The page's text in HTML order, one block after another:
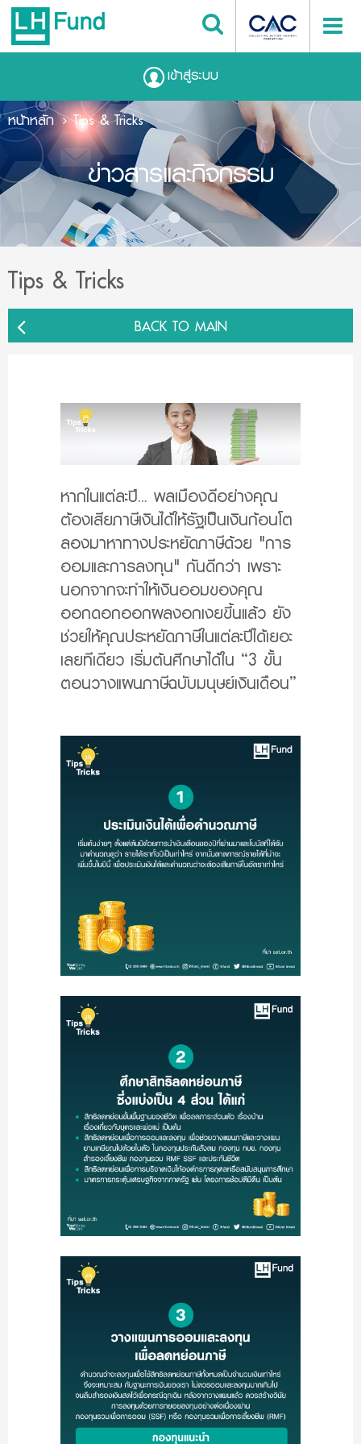
เข้าสู่ระบบ
ข่าวสารและกิจกรรม
หน้าหลัก Tips & Tricks
Tips & Tricks
BACK TO MAIN
หากในแต่ละปี... พลเมืองดีอย่างคุณ
ต้องเสียภาษีเงินได้ให้รัฐเป็นเงินก้อนโต
ลองมาหาทางประหยัดภาษีด้วย "การ
ออมและการลงทุน" กันดีกว่า เพราะ
นอกจากจะทำให้เงินออมของคุณ
ออกดอกออกผลงอกเงยขึ้นแล้ว ยัง
ช่วยให้คุณประหยัดภาษีในแต่ละปีได้เยอะ
เลยทีเดียว เริ่มต้นศึกษาได้ใน “3 ขั้น
ตอนวางแผนภาษีฉบับมนุษย์เงินเดือน”